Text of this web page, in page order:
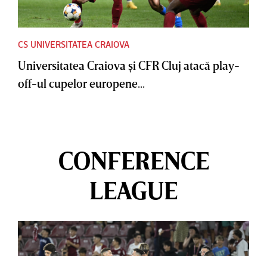
CS UNIVERSITATEA CRAIOVA
Universitatea Craiova şi CFR Cluj atacă play-
off-ul cupelor europene...
CONFERENCE
LEAGUE